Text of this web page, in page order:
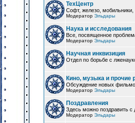
ТехЦентр
Софт, железо,
Модератор Эльдары
Наука и исследования
Все, посвященное
Модератор Эльдары
Научная инквизиция
Отдел по борьбе с
Кино, музыка и прочие
Обсуждение новых
Модератор Эльдары
Поздравления
Здесь можно поздравить
Модератор Эльдары